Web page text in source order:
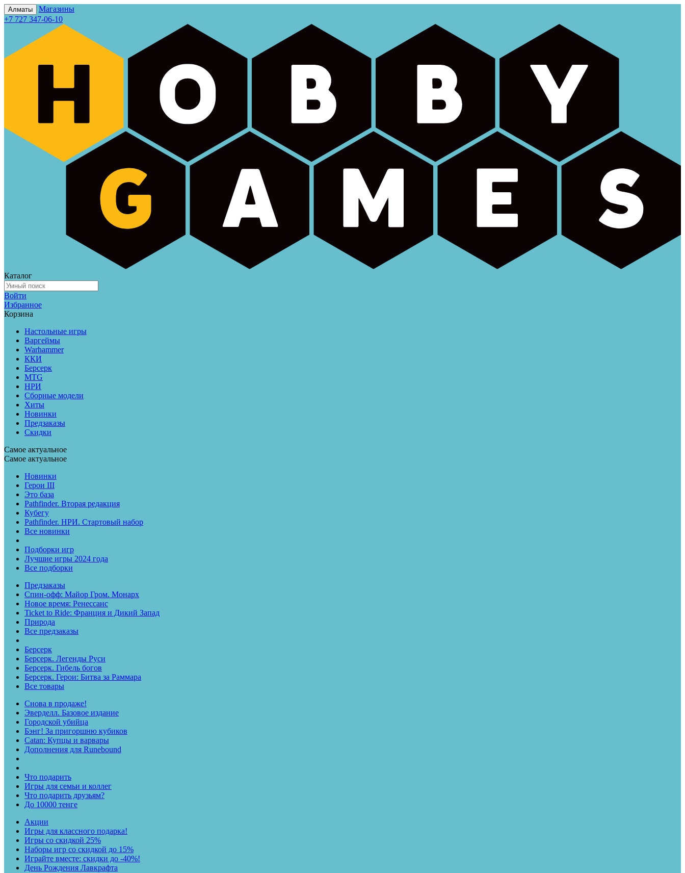
Алматы
Магазины
+7 727 347-06-10
Каталог
Войти
Избранное
Корзина
Настольные игры
Варгеймы
Warhammer
ККИ
Берсерк
MTG
НРИ
Сборные модели
Хиты
Новинки
Предзаказы
Скидки
Самое актуальное
Самое актуальное
Новинки
Герои III
Это база
Pathfinder. Вторая редакция
Кубегу
Pathfinder. НРИ. Стартовый набор
Все новинки
Подборки игр
Лучшие игры 2024 года
Все подборки
Предзаказы
Спин-офф: Майор Гром. Монарх
Новое время: Ренессанс
Ticket to Ride: Франция и Дикий Запад
Природа
Все предзаказы
Берсерк
Берсерк. Легенды Руси
Берсерк. Гибель богов
Берсерк. Герои: Битва за Раммара
Все товары
Снова в продаже!
Эверделл. Базовое издание
Городской убийца
Бэнг! За пригоршню кубиков
Catan: Купцы и варвары
Дополнения для Runebound
Что подарить
Игры для семьи и коллег
Что подарить друзьям?
До 10000 тенге
Акции
Игры для классного подарка!
Игры со скидкой 25%
Наборы игр со скидкой до 15%
Играйте вместе: скидки до -40%!
День Рождения Лавкрафта